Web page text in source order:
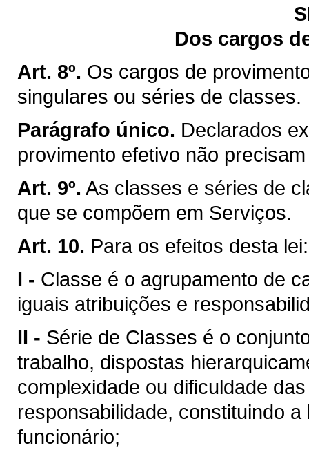
Dos cargos
Art. 8º. Os cargos de
singulares ou séries de classes.
Parágrafo único. Declarados
provimento efetivo não
Art. 9º. As classes e séries de
que se compõem em Serviços.
Art. 10. Para os efeitos desta lei:
I - Classe é o agrupamento de
iguais atribuições e
II - Série de Classes é o
trabalho, dispostas
complexidade ou dificuldade
responsabilidade, constituindo
funcionário;